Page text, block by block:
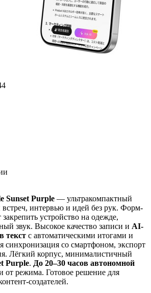
Sunset Purple — ультракомпактный
встреч, интервью и идей без рук. Форм-
закрепить устройство на одежде,
звук. Высокое качество записи и AI-
текст с автоматическими итогами и
синхронизация со смартфоном, экспорт
Лёгкий корпус, минималистичный
Purple. До 20–30 часов автономной
от режима. Готовое решение для
создателей.